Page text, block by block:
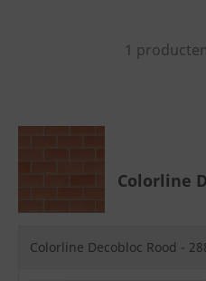
1
Colorline
Colorline Decobloc Rood -